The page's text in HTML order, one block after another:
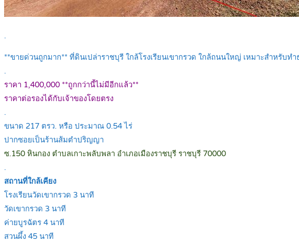
.
**ขายด่วนถูกมาก** ที่ดินเปล่าราชบุรี ใกล้โรงเรียนเขากรวด ใกล้ถนนใหญ่ เหมาะสำหรับ
.
ราคา 1,400,000 **ถูกกว่านี้ไม่มีอีกแล้ว**
ราคาต่อรองได้กับเจ้าของโดยตรง
.
ขนาด 217 ตรว. หรือ ประมาณ 0.54 ไร่
ปากซอยเป็นร้านส้มตำปริญญา
ซ.150 หินกอง ตำบลเกาะพลับพลา อำเภอเมืองราชบุรี ราชบุรี 70000
.
สถานที่ใกล้เคียง
โรงเรียนวัดเขากรวด 3 นาที
วัดเขากรวด 3 นาที
ค่ายบูรฉัตร 4 นาที
สวนผึ้ง 45 นาที